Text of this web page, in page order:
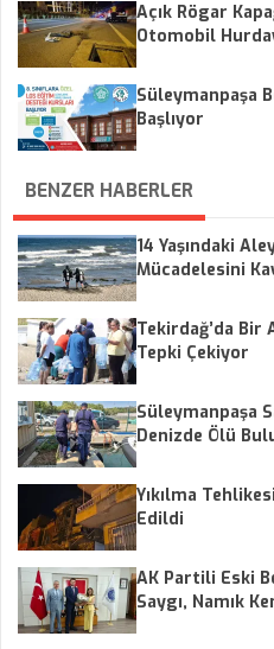
Açık Rögar
Otomobil
Süleymanpaşa
Başlıyor
BENZER HABERLER
14 Yaşındaki
Mücadelesini
Tekirdağ’da Bir
Tepki Çekiyor
Süleymanpaşa
Denizde Ölü
Yıkılma
Edildi
AK Partili Eski
Saygı, Namık